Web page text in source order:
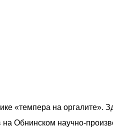
«темпера на оргалите».
на Обнинском научно-